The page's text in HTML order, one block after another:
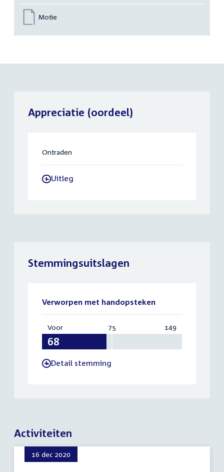
Motie
Appreciatie (oordeel)
Ontraden
-Uitleg
Stemmingsuitslagen
Verworpen met handopsteken
Voor:
75 149
-Detail stemming
Activiteiten
16 dec 2020